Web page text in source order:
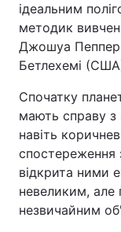
ідеальним
методик
Джошуа Пеппер
Бетлехемі
Спочатку
мають справу з
навіть
спостереження
відкрита ними
невеликим, але
незвичайним